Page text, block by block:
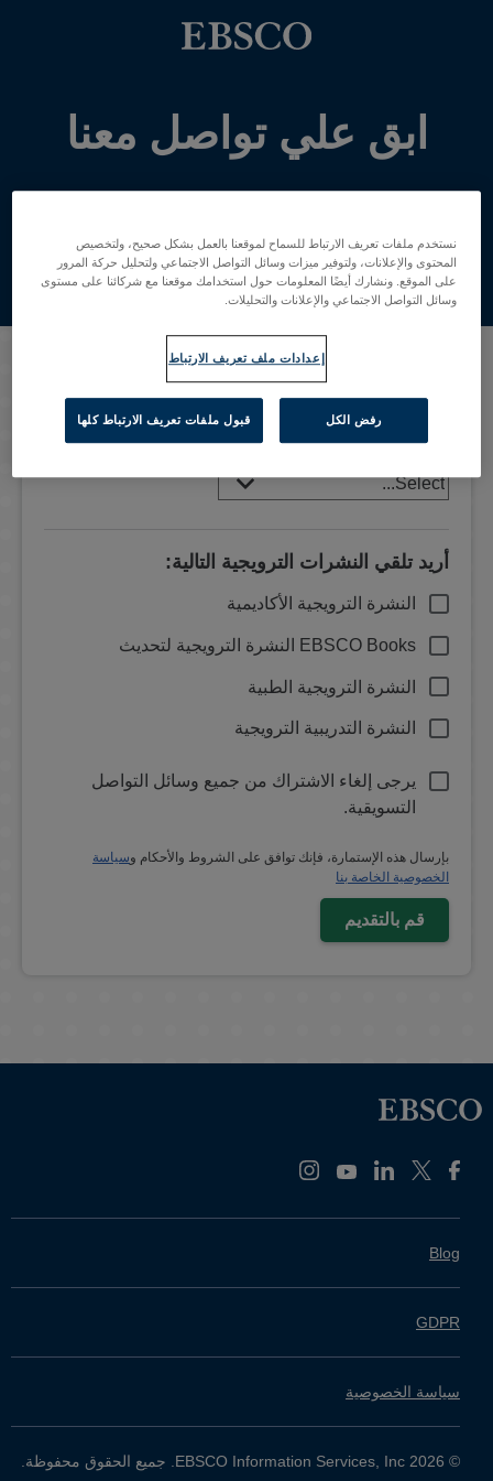
ابق علي تواصل معنا
* البريد الإلكترونى:
*المجال:
أريد تلقي النشرات الترويجية التالية:
النشرة الترويجية الأكاديمية
EBSCO Books النشرة الترويجية لتحديث
النشرة الترويجية الطبية
النشرة التدريبية الترويجية
يرجى إلغاء الاشتراك من جميع وسائل التواصل
التسويقية.
بإرسال هذه الإستمارة، فإنك توافق على الشروط والأحكام وسياسة
الخصوصية الخاصة بنا
قم بالتقديم
Blog
GDPR
سياسة الخصوصية
© 2026 EBSCO Information Services, Inc. جميع الحقوق محفوظة.
نستخدم ملفات تعريف الارتباط للسماح لموقعنا بالعمل بشكل صحيح، ولتخصيص
المحتوى والإعلانات، ولتوفير ميزات وسائل التواصل الاجتماعي ولتحليل حركة المرور
على الموقع. ونشارك أيضًا المعلومات حول استخدامك موقعنا مع شركائنا على مستوى
وسائل التواصل الاجتماعي والإعلانات والتحليلات.
إعدادات ملف تعريف الارتباط
رفض الكل قبول ملفات تعريف الارتباط كلها